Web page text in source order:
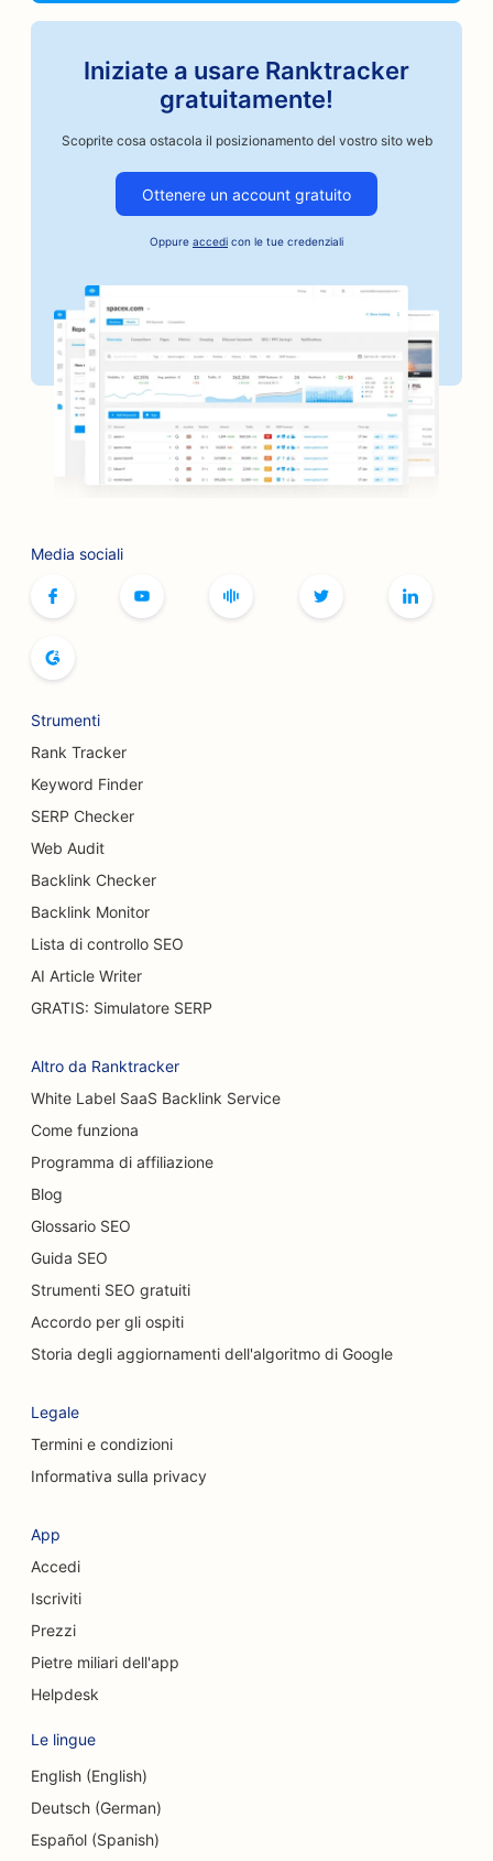
Iniziate a usare Ranktracker
gratuitamente!
Scoprite cosa ostacola il posizionamento del vostro sito web
Ottenere un account gratuito
Oppure accedi con le tue credenziali
Media sociali
Strumenti
Rank Tracker
Keyword Finder
SERP Checker
Web Audit
Backlink Checker
Backlink Monitor
Lista di controllo SEO
AI Article Writer
GRATIS: Simulatore SERP
Altro da Ranktracker
White Label SaaS Backlink Service
Come funziona
Programma di affiliazione
Blog
Glossario SEO
Guida SEO
Strumenti SEO gratuiti
Accordo per gli ospiti
Storia degli aggiornamenti dell'algoritmo di Google
Legale
Termini e condizioni
Informativa sulla privacy
App
Accedi
Iscriviti
Prezzi
Pietre miliari dell'app
Helpdesk
Le lingue
English (English)
Deutsch (German)
Español (Spanish)